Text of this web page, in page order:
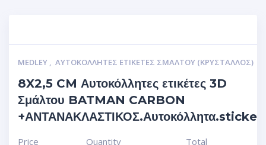
MEDLEY , ΑΥΤΟΚΌΛΛΗΤΕΣ ΕΤΙΚΈΤΕΣ ΣΜΆΛΤΟΥ (ΚΡΥΣΤΑΛΛΟΣ)
8X2,5 CM Αυτοκόλλητες ετικέτες 3D
Σμάλτου BATMAN CARBON
Price
Quantity
Total